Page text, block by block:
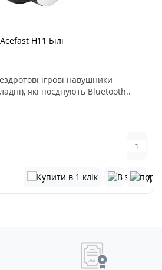
H11 Білі
ігрові навушники
які поєднують Bluetooth..